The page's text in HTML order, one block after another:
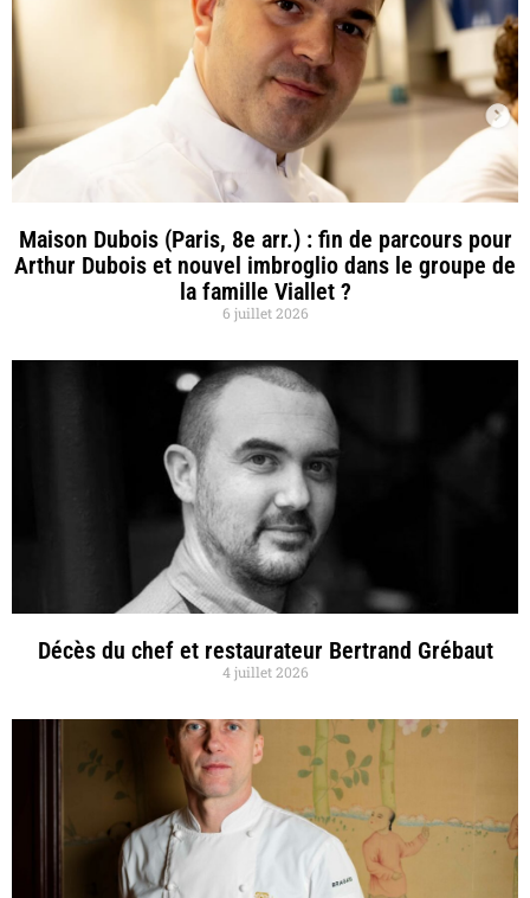
Maison Dubois (Paris, 8e arr.) : fin de parcours pour
Arthur Dubois et nouvel imbroglio dans le groupe de
la famille Viallet ?
6 juillet 2026
Décès du chef et restaurateur Bertrand Grébaut
4 juillet 2026